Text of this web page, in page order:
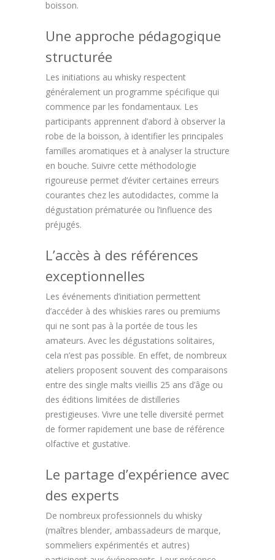
boisson.
Une approche pédagogique
structurée
Les initiations au whisky respectent
généralement un programme spécifique qui
commence par les fondamentaux. Les
participants apprennent d’abord à observer la
robe de la boisson, à identifier les principales
familles aromatiques et à analyser la structure
en bouche. Suivre cette méthodologie
rigoureuse permet d’éviter certaines erreurs
courantes chez les autodidactes, comme la
dégustation prématurée ou l’influence des
préjugés.
L’accès à des références
exceptionnelles
Les événements d’initiation permettent
d’accéder à des whiskies rares ou premiums
qui ne sont pas à la portée de tous les
amateurs. Avec les dégustations solitaires,
cela n’est pas possible. En effet, de nombreux
ateliers proposent souvent des comparaisons
entre des single malts vieillis 25 ans d’âge ou
des éditions limitées de distilleries
prestigieuses. Vivre une telle diversité permet
de former rapidement une base de référence
olfactive et gustative.
Le partage d’expérience avec
des experts
De nombreux professionnels du whisky
(maîtres blender, ambassadeurs de marque,
sommeliers expérimentés et autres)